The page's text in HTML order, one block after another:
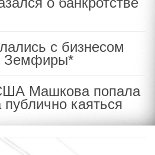
с бизнесом
Земфиры*
Машкова попала
каяться